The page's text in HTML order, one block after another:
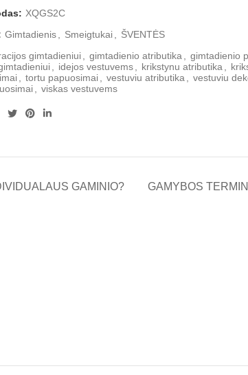
XQGS2C
Gimtadienis Smeigtukai
ŠVENTĖS
gimtadieniui gimtadienio atributika gimtadienio
idejos vestuvems krikstynu atributika
tortu papuosimai vestuviu atributika vestuviu
viskas vestuvems
GAMINIO? GAMYBOS